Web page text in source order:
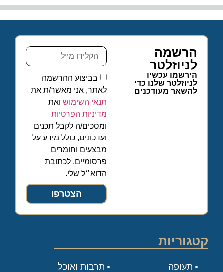
הרשמה
לניוזלטר
הירשמו עכשיו
לניוזלטר שלנו כדי
להשאר מעודכנים
בביצוע ההרשמה
לאתר, אני מאשר/ת את
תנאי השימושואת
מדיניות הפרטיות
ומסכים/ה לקבל תכנים
ועדכונים, כולל מידע על
מבצעים וחומרים
פרסומיים, לכתובת
הדוא״ל שלי.
הצטרפו
קטגוריות
תעופה
תרבות ואוכל